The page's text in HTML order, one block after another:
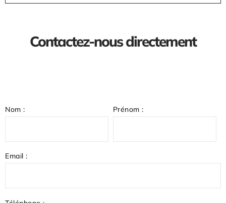
Contactez-nous directement
Nom : Prénom :
Email :